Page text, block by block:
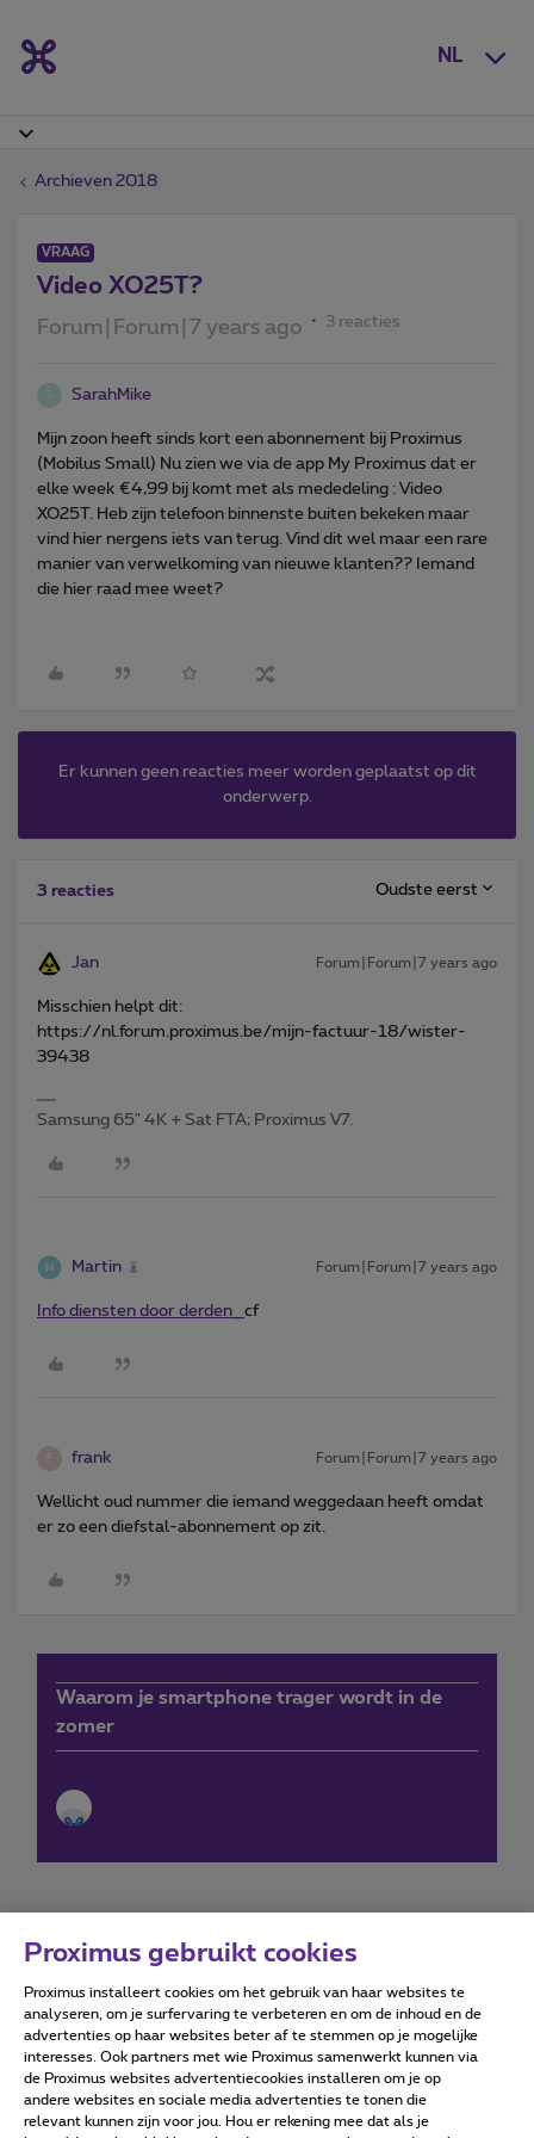
NL
Archieven 2018
VRAAG
Video XO25T?
Forum|Forum|7 years ago 3 reacties
S SarahMike
Mijn zoon heeft sinds kort een abonnement bij Proximus
(Mobilus Small) Nu zien we via de app My Proximus dat er
elke week €4,99 bij komt met als mededeling : Video
XO25T. Heb zijn telefoon binnenste buiten bekeken maar
vind hier nergens iets van terug. Vind dit wel maar een rare
manier van verwelkoming van nieuwe klanten?? Iemand
die hier raad mee weet?
Er kunnen geen reacties meer worden geplaatst op dit
onderwerp.
3 reacties Oudste eerst
Jan Forum|Forum|7 years ago
Misschien helpt dit:
https://nl.forum.proximus.be/mijn-factuur-18/wister-
39438
Samsung 65" 4K + Sat FTA; Proximus V7.
Martin Forum|Forum|7 years ago
Info diensten door derden cf
frank Forum|Forum|7 years ago
Wellicht oud nummer die iemand weggedaan heeft omdat
er zo een diefstal-abonnement op zit.
Waarom je smartphone trager wordt in de
zomer
Forumvoorwaarden Accessibility statement
Alle rechten voorbehouden. © Proximus
Proximus gebruikt cookies
Proximus installeert cookies om het gebruik van haar websites te
analyseren, om je surfervaring te verbeteren en om de inhoud en de
advertenties op haar websites beter af te stemmen op je mogelijke
interesses. Ook partners met wie Proximus samenwerkt kunnen via
de Proximus websites advertentiecookies installeren om je op
andere websites en sociale media advertenties te tonen die
relevant kunnen zijn voor jou. Hou er rekening mee dat als je